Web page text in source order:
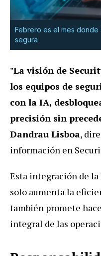
Febrero es el mes
segura
"La visión de
los equipos de
con la IA,
precisión sin
Dandrau Lisboa,
información en
Esta integración de
solo aumenta la
también promete
integral de las